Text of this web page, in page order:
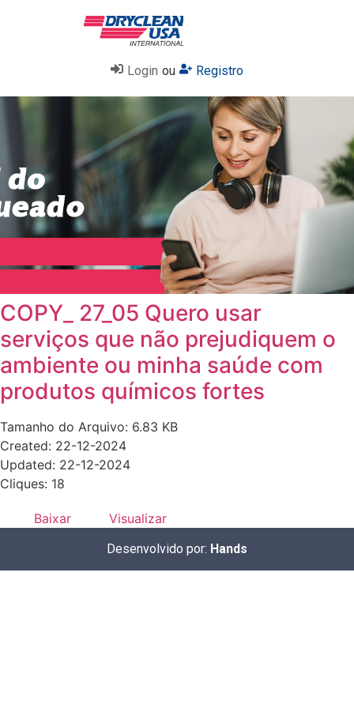
Login ou Registro
COPY_ 27_05 Quero usar
serviços que não prejudiquem o
ambiente ou minha saúde com
produtos químicos fortes
Tamanho do Arquivo: 6.83 KB
Created: 22-12-2024
Updated: 22-12-2024
Cliques: 18
Baixar Visualizar
Desenvolvido por: Hands